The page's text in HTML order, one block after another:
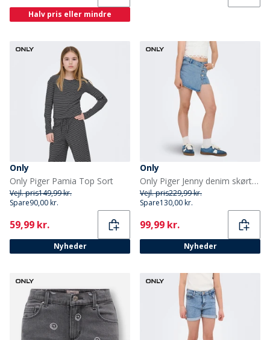
Halv pris eller mindre
Only
Only Piger Pamia Top Sort
Vejl. pris149,99 kr.
Spare90,00 kr.
Current
59,99 kr.
Nyheder
Only
Only Piger Jenny denim skørt Light Blue Denim
Vejl. pris229,99 kr.
Spare130,00 kr.
Current
99,99 kr.
Nyheder